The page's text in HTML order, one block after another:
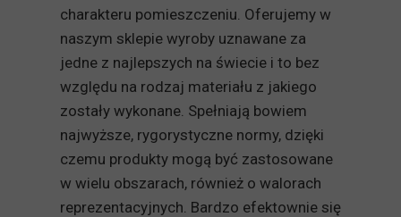
charakteru pomieszczeniu. Oferujemy w
naszym sklepie wyroby uznawane za
jedne z najlepszych na świecie i to bez
względu na rodzaj materiału z jakiego
zostały wykonane. Spełniają bowiem
najwyższe, rygorystyczne normy, dzięki
czemu produkty mogą być zastosowane
w wielu obszarach, również o walorach
reprezentacyjnych. Bardzo efektownie się